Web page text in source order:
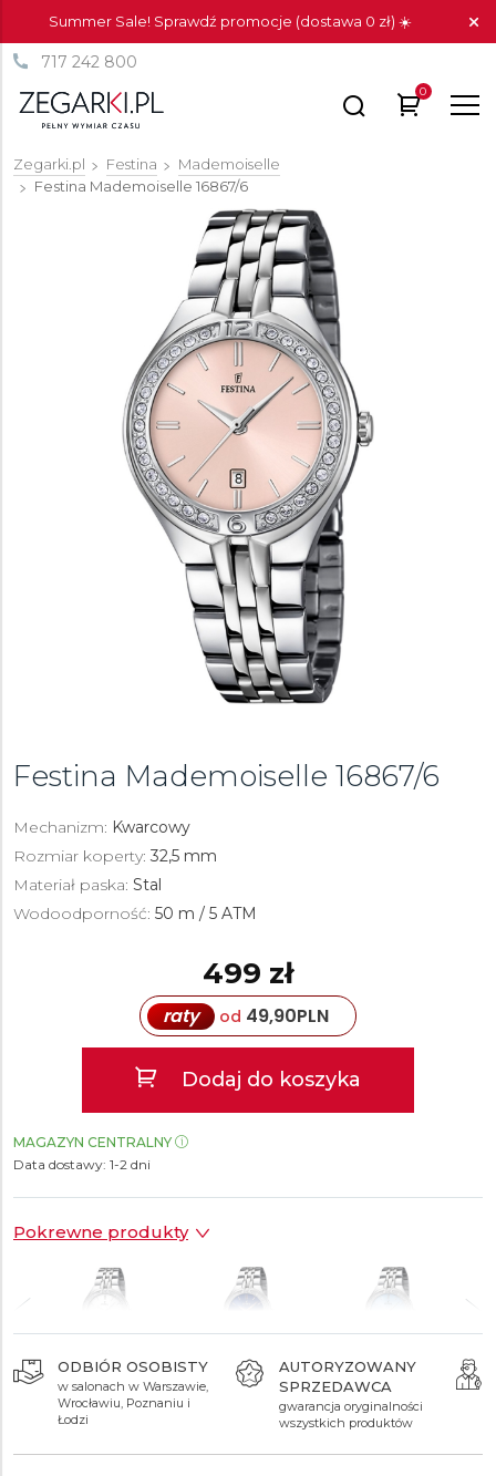
Summer Sale! Sprawdź promocje (dostawa 0 zł) ☀️
717 242 800
0
Zegarki.pl Festina
Mademoiselle
Festina Mademoiselle 16867/6
Festina Mademoiselle 16867/6
Mechanizm: Kwarcowy
Rozmiar koperty: 32,5 mm
Materiał paska: Stal
Wodoodporność: 50 m / 5 ATM
499 zł
raty od 49,90PLN
Dodaj do koszyka
MAGAZYN CENTRALNY
Data dostawy: 1-2 dni
Pokrewne produkty
499 zł 499 zł
ODBIÓR OSOBISTY
w salonach w Warszawie,
Wrocławiu, Poznaniu i
Łodzi
AUTORYZOWANY
SPRZEDAWCA
gwarancja oryginalności
wszystkich produktów